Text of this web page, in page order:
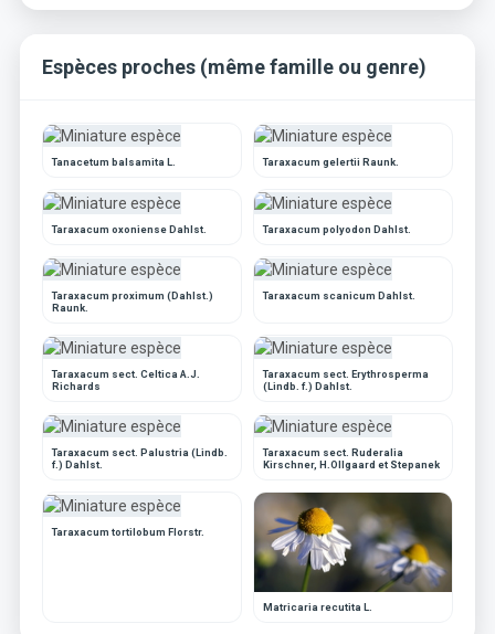
Espèces proches (même famille ou genre)
Tanacetum balsamita L. Taraxacum gelertii Raunk.
Taraxacum oxoniense Dahlst. Taraxacum polyodon Dahlst.
Taraxacum proximum (Dahlst.)
Raunk.
Taraxacum scanicum Dahlst.
Taraxacum sect. Celtica A.J.
Richards
Taraxacum sect. Erythrosperma
(Lindb. f.) Dahlst.
Taraxacum sect. Palustria (Lindb.
f.) Dahlst.
Taraxacum sect. Ruderalia
Kirschner, H.Ollgaard et Stepanek
Taraxacum tortilobum Florstr.
Matricaria recutita L.